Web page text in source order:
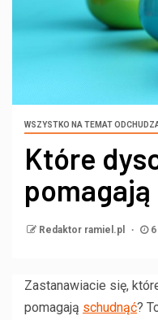
WSZYSTKO NA TEMAT
Które
Redaktor ramiel.pl 6
Zastanawiacie się,
pomagają schudnąć?